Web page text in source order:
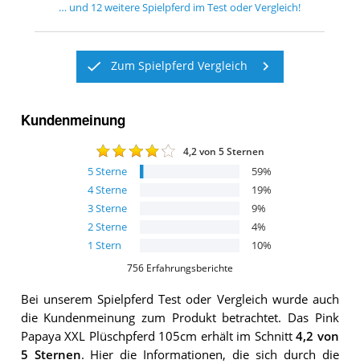
… und 12weitereSpielpferd im Test oder Vergleich!
Zum Spielpferd Vergleich
Kundenmeinung
4,2 von 5 Sternen
5Sterne 59%
4Sterne 19%
3Sterne 9%
2Sterne 4%
1 Stern 10%
756 Erfahrungsberichte
Bei unseremSpielpferd Test oder Vergleich wurde auch
die Kundenmeinung zum Produkt betrachtet. Das Pink
Papaya XXL Plüschpferd 105cm erhält im Schnitt4,2 von
5 Sternen. Hier die Informationen, die sich durch die